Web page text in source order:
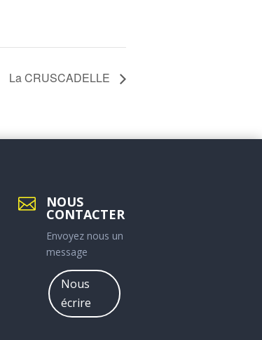
La CRUSCADELLE
 NOUS
CONTACTER
Envoyez nous un
message
Nous
écrire